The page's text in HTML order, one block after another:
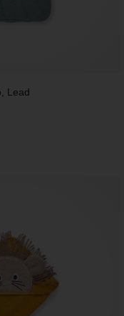
Lead